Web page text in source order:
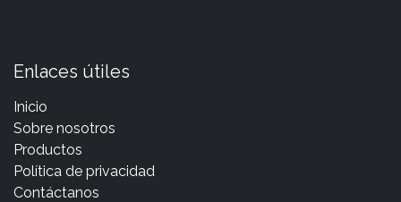
Enlaces útiles
Inicio
Sobre nosotros
Productos
Política de privacidad
Contáctanos